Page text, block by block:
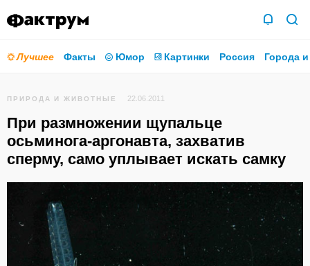
Лучшее Факты Юмор Картинки Россия Города
ПРИРОДА И ЖИВОТНЫЕ 22.06.2011
При размножении щупальце
осьминога-аргонавта, захватив
сперму, само уплывает искать самку